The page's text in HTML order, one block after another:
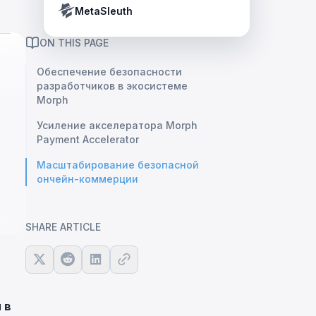
Tether’s blacklist in real time.
MetaSleuth
в
ON THIS PAGE
Обеспечение безопасности
разработчиков в экосистеме
Morph
Усиление акселератора Morph
Payment Accelerator
Масштабирование безопасной
ончейн-коммерции
SHARE ARTICLE